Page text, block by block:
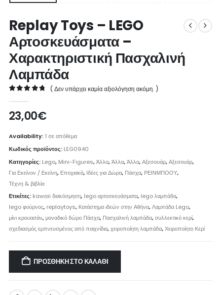
Replay Toys – LEGO
Αρτοσκευάσματα –
Χαρακτηριστική Πασχαλινή
Λαμπάδα
( Δεν υπάρχει καμία αξιολόγηση ακόμη. )
23,00€
Availability: 1 σε απόθεμα
Κωδικός προϊόντος: LEG0940
Κατηγορίες: Lego, Mini-Figures,Άλλα,Άλλα,Άλλα,Αξεσουάρ,Αξεσουάρ,
Για Εκείνον / Εκείνη, Εποχιακά, Ιδέες για Δώρα, Πάσχα, ΡΕΙΝΜΠΟΟΥ,
Τέχνη & βιβλία
Ετικέτες: kawaii διακόσμηση, lego αρτοσκευάσματα, lego λαμπάδα,
lego φούρνος, replaytoys, Κατάστημα ιδεών στην Αθήνα,Λαμπάδα Lego,
μίνι κρουασάν,μοναδικό δώρο Πάσχα, Πασχαλινή λαμπάδα,συλλεκτικό κερί,
σχεδιασμός εμπνευσμένος από παιχνίδια,χειροποίητη λαμπάδα,Χειροποίητο Κερί
ΠΡΟΣΘΉΚΗ ΣΤΟ ΚΑΛΆΘΙ